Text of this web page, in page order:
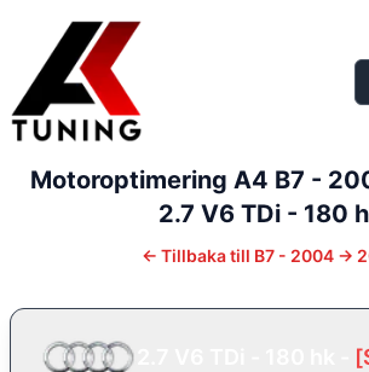
Motoroptimering A4 B7 -
2.7 V6 TDi - 180
← Tillbaka till B7 - 2004 ->
[